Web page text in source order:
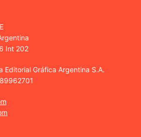
Int 202
Editorial Gráfica Argentina S.A.
89962701